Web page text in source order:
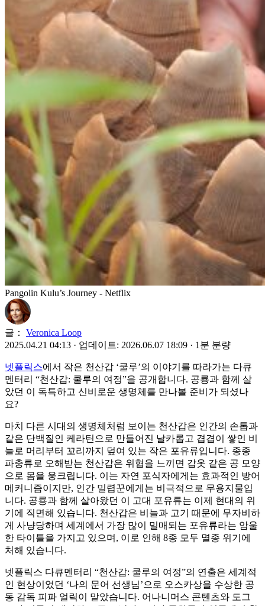
Pangolin Kulu’s Journey - Netflix
글：
Veronica Loop
2025.04.21 04:13 · 업데이트: 2026.06.07 18:09 · 1분 분량
넷플릭스에서 작은 천산갑 ‘쿨루’의 이야기를 따라가는 다큐
멘터리 “천산갑: 쿨루의 여정”을 공개합니다. 공룡과 함께 살
았던 이 독특하고 신비로운 생명체를 만나볼 준비가 되셨나
요?
마치 다른 시대의 생명체처럼 보이는 천산갑은 인간의 손톱과
같은 단백질인 케라틴으로 만들어진 날카롭고 겹겹이 쌓인 비
늘로 머리부터 꼬리까지 덮여 있는 작은 포유류입니다. 종종
파충류로 오해받는 천산갑은 위협을 느끼면 갑옷 같은 공 모양
으로 몸을 웅크립니다. 이는 자연 포식자에게는 효과적인 방어
메커니즘이지만, 인간 밀렵꾼에게는 비극적으로 무용지물입
니다. 공룡과 함께 살아왔던 이 고대 포유류는 이제 현대의 위
기에 직면해 있습니다. 천산갑은 비늘과 고기 때문에 무자비하
게 사냥당하며 세계에서 가장 많이 밀매되는 포유류라는 암울
한 타이틀을 가지고 있으며, 이로 인해 8종 모두 멸종 위기에
처해 있습니다.
넷플릭스 다큐멘터리 “천산갑: 쿨루의 여정”의 연출은 세계적
인 현상이었던 ‘나의 문어 선생님’으로 오스카상을 수상한 공
동 감독 피파 얼릭이 맡았습니다. 어나니머스 콘텐츠와 도그